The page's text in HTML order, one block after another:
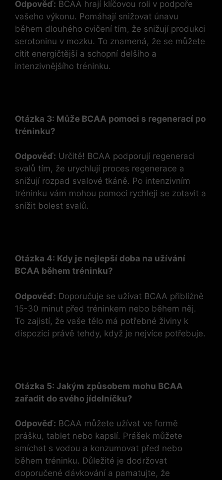
Odpověď: BCAA hrají klíčovou roli v podpoře
vašeho výkonu. Pomáhají snižovat únavu
během dlouhého cvičení tím, že snižují produkci
serotoninu v mozku. To znamená, že se můžete
cítit energičtější a schopní delšího a
intenzivnějšího tréninku.
Otázka 3: Může BCAA pomoci s regenerací po
tréninku?
Odpověď: Určitě! BCAA podporují regeneraci
svalů tím, že urychlují proces regenerace a
snižují rozpad svalové tkáně. Po intenzivním
tréninku vám mohou pomoci rychleji se zotavit a
snížit bolest svalů.
Otázka 4: Kdy je nejlepší doba na užívání
BCAA během tréninku?
Odpověď: Doporučuje se užívat BCAA přibližně
15-30 minut před tréninkem nebo během něj.
To zajistí, že vaše tělo má potřebné živiny k
dispozici právě tehdy, když je nejvíce potřebuje.
Otázka 5: Jakým způsobem mohu BCAA
zařadit do svého jídelníčku?
Odpověď: BCAA můžete užívat ve formě
prášku, tablet nebo kapslí. Prášek můžete
smíchat s vodou a konzumovat před nebo
během tréninku. Důležité je dodržovat
doporučené dávkování a pamatujte, že